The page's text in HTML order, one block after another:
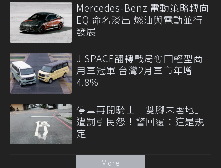
Mercedes-Benz 電動策略轉向
EQ 命名淡出 燃油與電動並行
發展
J SPACE翻轉戰局奪回輕型商
用車冠軍 台灣2月車市年增
4.8%
停車再開騎士「雙腳未著地」
遭罰引民怨！警回覆：這是規
定
More